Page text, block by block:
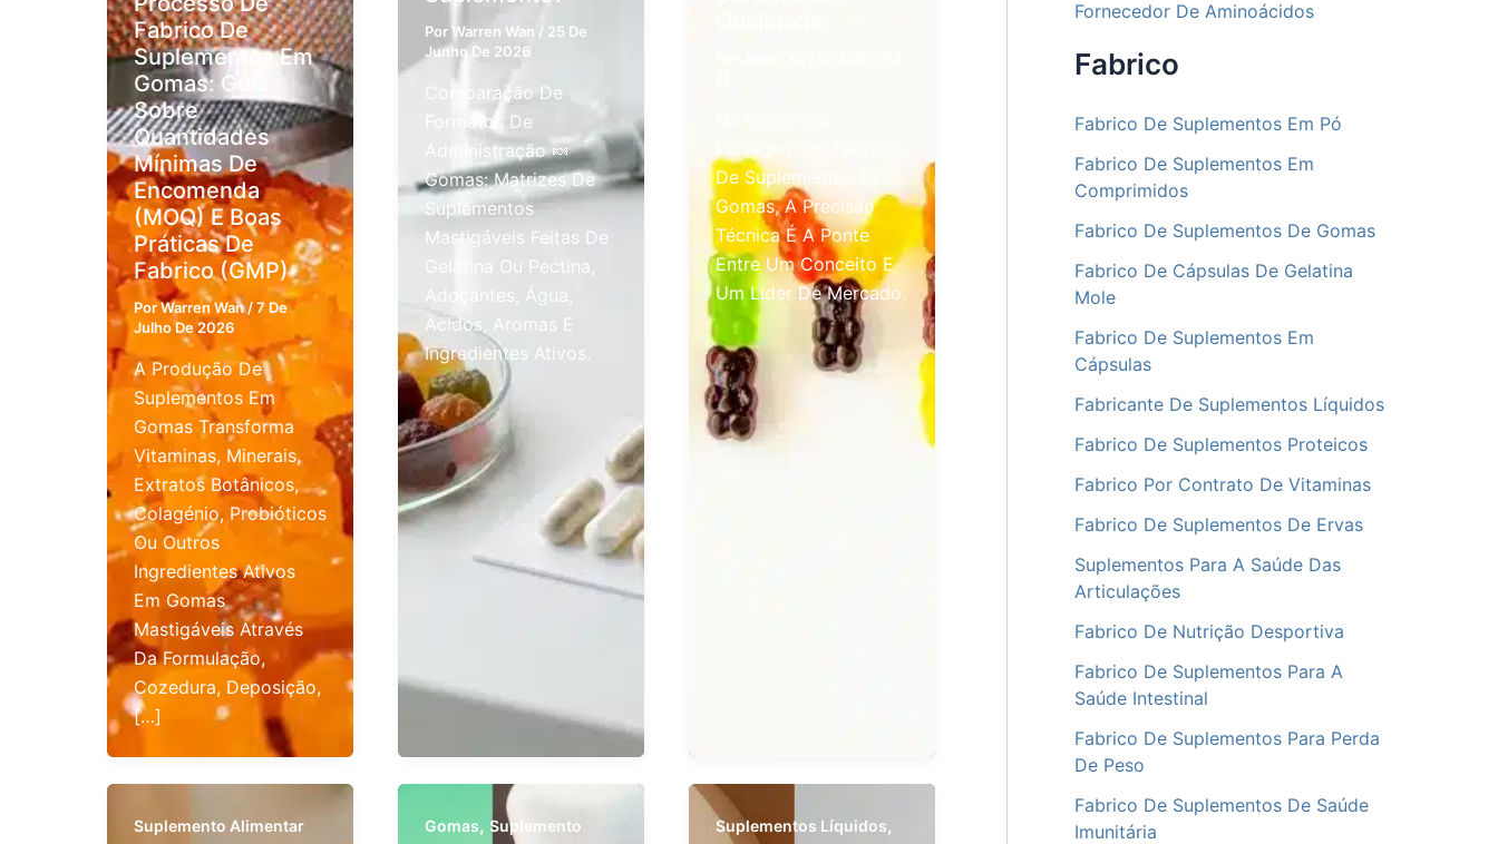
Fabrico De
Suplementos Em
Gomas: Guia
Sobre
Quantidades
Mínimas De
Encomenda
(MOQ) E Boas
Práticas De
Fabrico (GMP)
PorWarren Wan/7 De
Julho De 2026
A Produção De
Suplementos Em
Gomas Transforma
Vitaminas, Minerais,
Extratos Botânicos,
Colagénio, Probióticos
Ou Outros
Ingredientes Ativos
Em Gomas
Mastigáveis Através
Da Formulação,
Cozedura, Deposição,
[…]
PorWarren Wan / 25 De
Junho De 2026
Comparação De
Formatos De
Administração 🍬
Gomas: Matrizes De
Suplementos
Mastigáveis Feitas De
Gelatina Ou Pectina,
Adoçantes, Água,
Ácidos, Aromas E
Ingredientes Ativos.
Paisagem Do Fabrico
De Suplementos De
Gomas, A Precisão
Técnica É A Ponte
Entre Um Conceito E
Um Líder De Mercado.
Suplemento Alimentar
Gomas, Suplemento
Suplementos Líquidos,
Fornecedor De Aminoácidos
Fabrico
Fabrico De Suplementos Em Pó
Fabrico De Suplementos Em
Comprimidos
Fabrico De Suplementos De Gomas
Fabrico De Cápsulas De Gelatina
Mole
Fabrico De Suplementos Em
Cápsulas
Fabricante De Suplementos Líquidos
Fabrico De Suplementos Proteicos
Fabrico Por Contrato De Vitaminas
Fabrico De Suplementos De Ervas
Suplementos Para A Saúde Das
Articulações
Fabrico De Nutrição Desportiva
Fabrico De Suplementos Para A
Saúde Intestinal
Fabrico De Suplementos Para Perda
De Peso
Fabrico De Suplementos De Saúde
Imunitária